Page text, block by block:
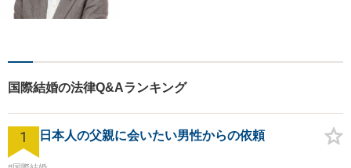
い！
国際結婚の法律Q&Aランキング
1 日本人の父親に会いたい男性からの依頼